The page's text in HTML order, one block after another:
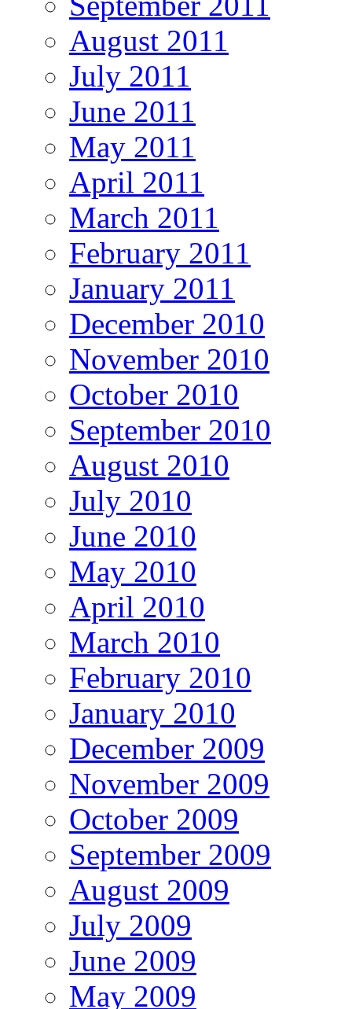
August 2011
July 2011
June 2011
May 2011
April 2011
March 2011
February 2011
January 2011
December 2010
November 2010
October 2010
September 2010
August 2010
July 2010
June 2010
May 2010
April 2010
March 2010
February 2010
January 2010
December 2009
November 2009
October 2009
September 2009
August 2009
July 2009
June 2009
May 2009